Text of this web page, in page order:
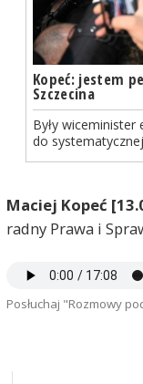
Kopeć: jestem
Szczecina
Były
do
Maciej Kopeć
radny Prawa i
Posłuchaj "Rozmowy